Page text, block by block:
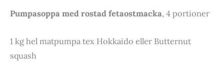
Pumpasoppa med rostad fetaostmacka, 4 portioner
1 kg hel matpumpa tex Hokkaido eller Butternut
squash